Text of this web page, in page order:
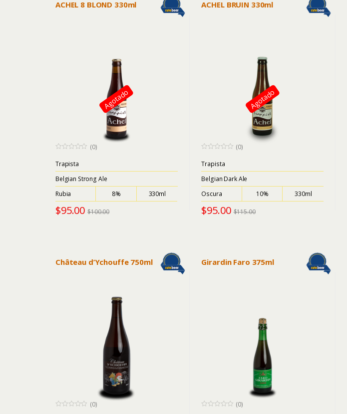
Agotado
ACHEL 8 BLOND 330ml
o
u
t
o
f
5
(0)
Trapista
Belgian Strong Ale
Rubia
8% 330ml
$95.00 $100.00
Agotado
ACHEL BRUIN 330ml
o
u
t
o
f
5
(0)
Trapista
Belgian Dark Ale
Oscura
10% 330ml
$95.00 $115.00
Château d’Ychouffe 750ml
(0)
Girardin Faro 375ml
(0)